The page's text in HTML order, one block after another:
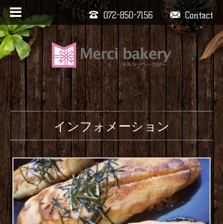
Contact
072-850-7156
インフォメーション